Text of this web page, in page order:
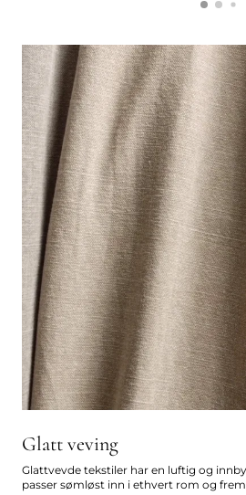
Glatt veving
Glattvevde tekstiler har en luftig og
passer sømløst inn i ethvert rom og